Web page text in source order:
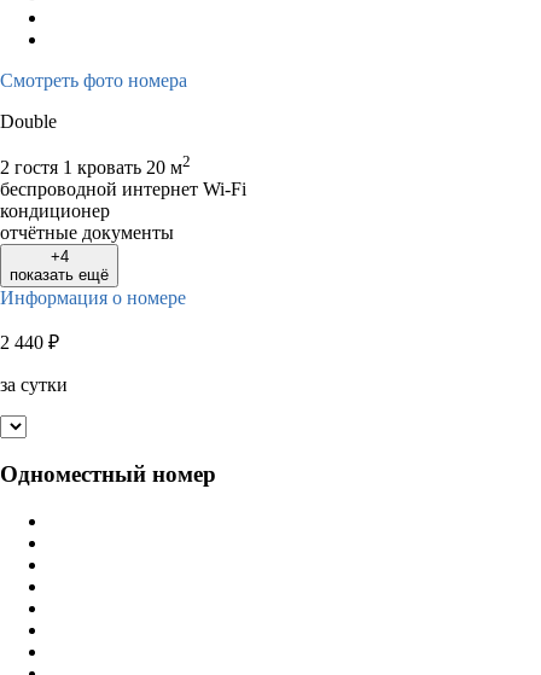
Смотреть фото номера
Double
2 гостя 1 кровать 20 м2
беспроводной интернет Wi-Fi
кондиционер
отчётные документы
+4
показать ещё
Информация о номере
2 440 ₽
за сутки
Одноместный номер